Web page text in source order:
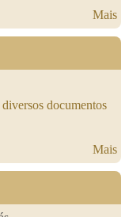
Mais
documentos
Mais